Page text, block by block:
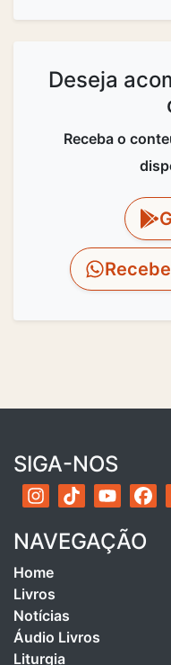
Deseja
Receba o
SIGA-NOS
NAVEGAÇÃO
Home
Livros
Notícias
Áudio Livros
Liturgia